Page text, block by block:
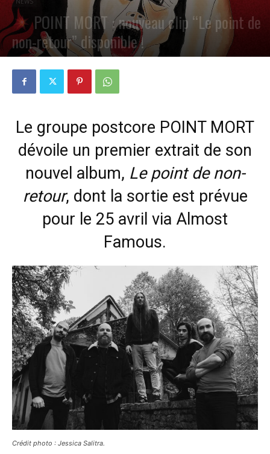
POINT MORT : nouveau clip “Le point de
non-retour” disponible !
Le groupe postcore POINT MORT
dévoile un premier extrait de son
nouvel album, Le point de non-
retour, dont la sortie est prévue
pour le 25 avril via Almost
Famous.
Crédit photo : Jessica Salitra.